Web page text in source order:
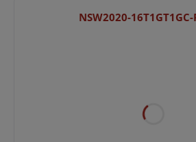
NSW2020-16T1GT1GC-